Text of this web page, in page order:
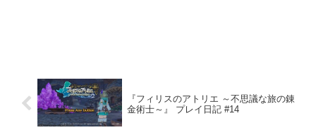
『フィリスのアトリエ ～不思議な旅の錬
金術士～』 プレイ日記 #14